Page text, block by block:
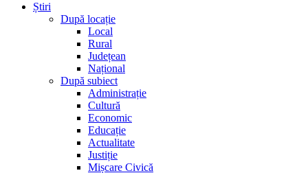
Știri
După locație
Local
Rural
Județean
Național
După subiect
Administrație
Cultură
Economic
Educație
Actualitate
Justiție
Mișcare Civică